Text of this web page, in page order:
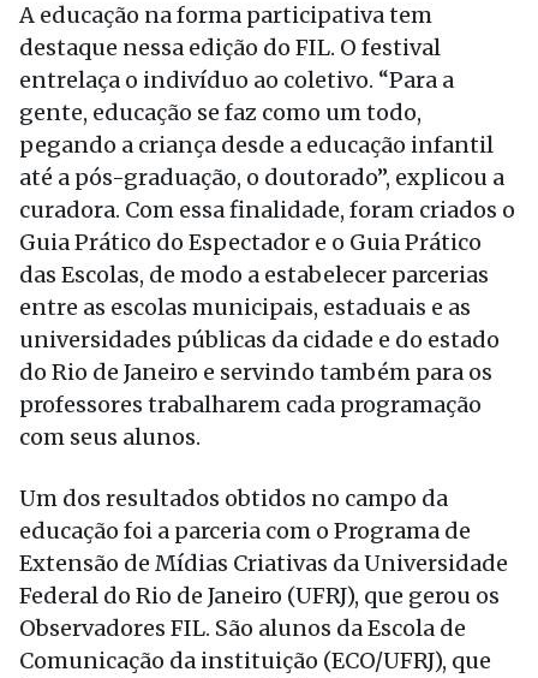
A educação na forma participativa tem
destaque nessa edição do FIL. O festival
entrelaça o indivíduo ao coletivo. “Para a
gente, educação se faz como um todo,
pegando a criança desde a educação infantil
até a pós-graduação, o doutorado”, explicou a
curadora. Com essa finalidade, foram criados o
Guia Prático do Espectador e o Guia Prático
das Escolas, de modo a estabelecer parcerias
entre as escolas municipais, estaduais e as
universidades públicas da cidade e do estado
do Rio de Janeiro e servindo também para os
professores trabalharem cada programação
com seus alunos.
Um dos resultados obtidos no campo da
educação foi a parceria com o Programa de
Extensão de Mídias Criativas da Universidade
Federal do Rio de Janeiro (UFRJ), que gerou os
Observadores FIL. São alunos da Escola de
Comunicação da instituição (ECO/UFRJ), que